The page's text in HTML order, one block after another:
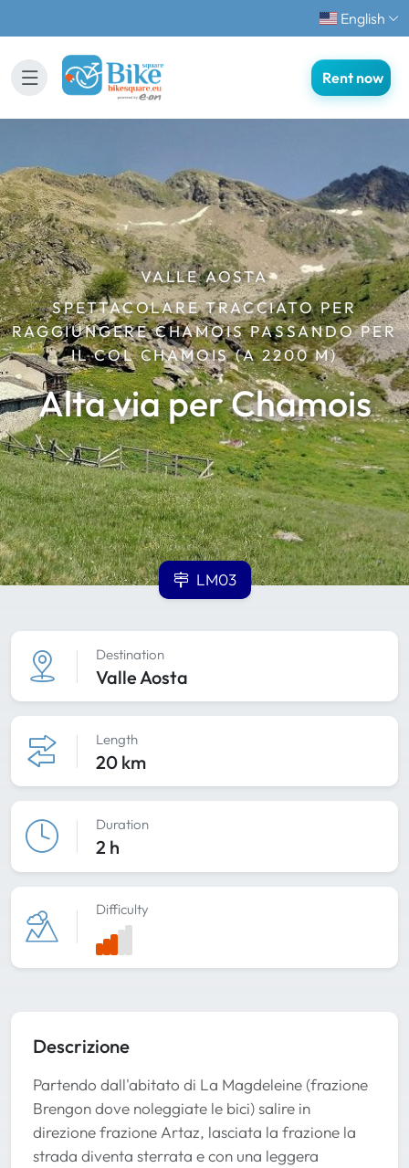
English
Rent now
VALLE AOSTA
SPETTACOLARE TRACCIATO PER
RAGGIUNGERE CHAMOIS PASSANDO PER
IL COL CHAMOIS (A 2200 M)
Alta via per Chamois
LM03
Destination
Valle Aosta
Length
20 km
Duration
2 h
Difficulty
Descrizione
Partendo dall'abitato di La Magdeleine (frazione
Brengon dove noleggiate le bici) salire in
direzione frazione Artaz, lasciata la frazione la
strada diventa sterrata e con una leggera